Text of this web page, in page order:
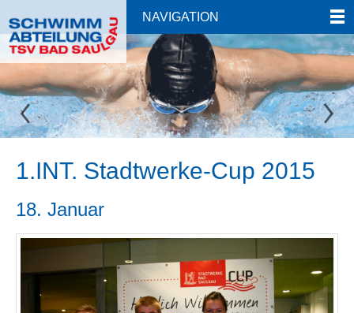
NAVIGATION
1.INT. Stadtwerke-Cup 2015
18. Januar